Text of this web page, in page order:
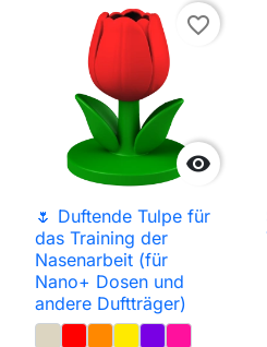

favorite_border
🌷 Duftende Tulpe für
das Training der
Nasenarbeit (für
Nano+ Dosen und
andere Duftträger)